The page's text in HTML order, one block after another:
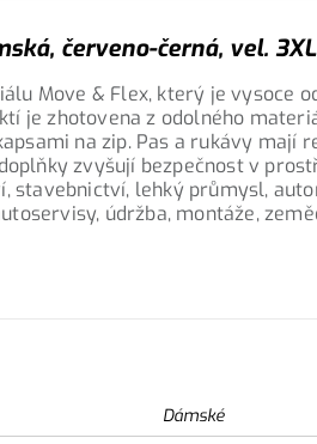
červeno-černá, vel. 3XL
Move & Flex, který je vysoce
je zhotovena z odolného
na zip. Pas a rukávy mají
zvyšují bezpečnost v
stavebnictví, lehký průmysl,
údržba, montáže,
Dámské